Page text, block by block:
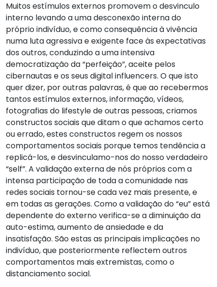
Muitos estímulos externos promovem o desvinculo
interno levando a uma desconexão interna do
próprio indivíduo, e como consequência à vivência
numa luta agressiva e exigente face às expectativas
dos outros, conduzindo a uma intensiva
democratização da “perfeição”, aceite pelos
cibernautas e os seus digital influencers. O que isto
quer dizer, por outras palavras, é que ao recebermos
tantos estímulos externos, informação, vídeos,
fotografias do lifestyle de outras pessoas, criamos
constructos sociais que ditam o que achamos certo
ou errado, estes constructos regem os nossos
comportamentos sociais porque temos tendência a
replicá-los, e desvinculamo-nos do nosso verdadeiro
“self”. A validação externa de nós próprios com a
intensa participação de toda a comunidade nas
redes sociais tornou-se cada vez mais presente, e
em todas as gerações. Como a validação do “eu” está
dependente do externo verifica-se a diminuição da
auto-estima, aumento de ansiedade e da
insatisfação. São estas as principais implicações no
indivíduo, que posteriormente reflectem outros
comportamentos mais extremistas, como o
distanciamento social.